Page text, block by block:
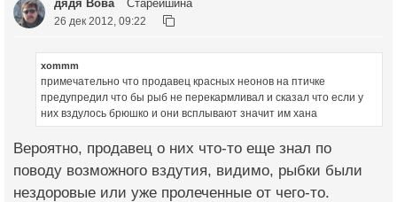
дядя Вова Старейшина
26 дек 2012, 09:22
xommm
примечательно что продавец красных неонов на птичке
предупредил что бы рыб не перекармливал и сказал что если у
них вздулось брюшко и они всплывают значит им хана
Вероятно, продавец о них что-то еще знал по
поводу возможного вздутия, видимо, рыбки были
нездоровые или уже пролеченные от чего-то.